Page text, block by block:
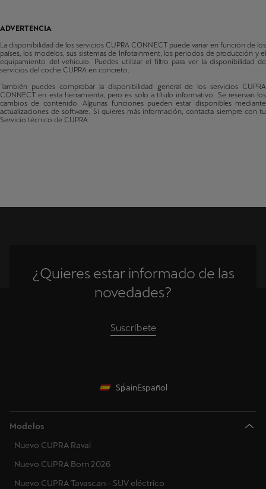
Suiza
Chipre
Chequia
Alemania
Italia
Letonia
Fabricado a partir de 48/2020
Terramar
ADVERTENCIA
La disponibilidad de los servicios CUPRA CONNECT puede variar en función de los
países, los modelos, sus sistemas de Infotainment, los periodos de producción y el
equipamiento del vehículo. Puedes utilizar el filtro para ver la disponibilidad de
servicios del coche CUPRA en concreto.
También puedes comprobar la disponibilidad general de los servicios CUPRA
CONNECT en esta herramienta, pero es solo a título informativo. Se reservan los
cambios de contenido. Algunas funciones pueden estar disponibles mediante
actualizaciones de software. Si quieres más información, contacta siempre con tu
Servicio técnico de CUPRA.
¿Quieres estar informado de las
novedades?
Suscríbete
SpainEspañol
Modelos
Nuevo CUPRA Raval
Nuevo CUPRA Born 2026
Nuevo CUPRA Tavascan - SUV eléctrico